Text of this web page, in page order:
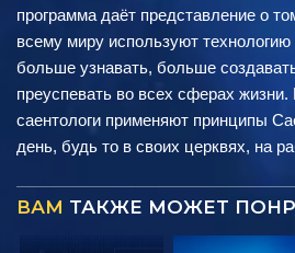
программа даёт представление о
всему миру используют
больше узнавать, больше
преуспевать во всех сферах жизни.
саентологи применяют принципы
день, будь то в своих церквях, на
ВАМ ТАКЖЕ МОЖЕТ